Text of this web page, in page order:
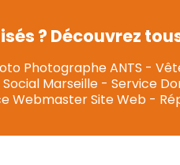
? Découvrez
Photographe ANTS -
Marseille - Service
Webmaster Site Web-